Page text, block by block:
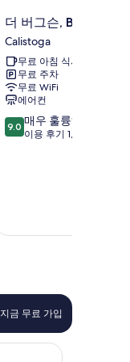
더
버
그
슨,
BW
시
그
니
처
더 버그슨, BW 시그
Calistoga
무료 아침 식사
무료 주차
무료 WiFi
에어컨
10
점
우
요,
이
용
후
9.0 매우 훌륭해요
이용 후기 1,001개
지금 무료 가입